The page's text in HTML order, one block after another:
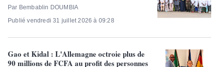
Par Bembablin DOUMBIA
Publié vendredi 31 juillet 2026 à 09:28
Gao et Kidal : L'Allemagne octroie plus de
90 millions de FCFA au profit des personnes